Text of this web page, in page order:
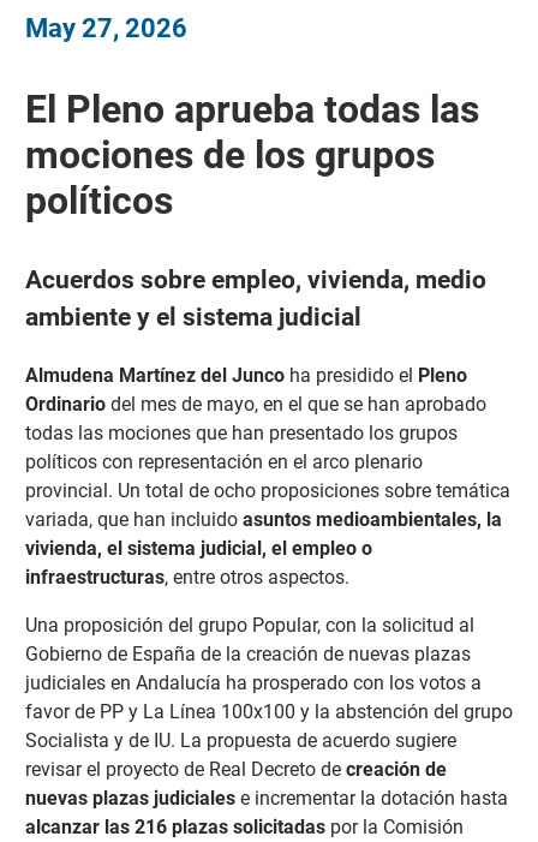
May 27, 2026
El Pleno aprueba todas las
mociones de los grupos
políticos
Acuerdos sobre empleo, vivienda, medio
ambiente y el sistema judicial
Almudena Martínez del Junco ha presidido el Pleno
Ordinariodel mes de mayo, en el que se han aprobado
todas las mociones que han presentado los grupos
políticos con representación en el arco plenario
provincial. Un total de ocho proposiciones sobre temática
variada, que han incluido asuntos medioambientales, la
vivienda, el sistema judicial, el empleo o
infraestructuras, entre otros aspectos.
Una proposición del grupo Popular, con la solicitud al
Gobierno de España de la creación de nuevas plazas
judiciales en Andalucía ha prosperado con los votos a
favor de PP y La Línea 100x100 y la abstención del grupo
Socialista y de IU. La propuesta de acuerdo sugiere
revisar el proyecto de Real Decreto de creación de
nuevas plazas judicialese incrementar la dotación hasta
alcanzar las 216 plazas solicitadaspor la Comisión